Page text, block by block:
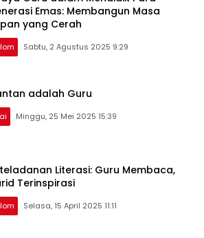
Emas: Membangun Masa
yang Cerah
Sabtu, 2 Agustus 2025 9:29
adalah Guru
Minggu, 25 Mei 2025 15:39
Literasi: Guru Membaca,
Terinspirasi
Selasa, 15 April 2025 11:11